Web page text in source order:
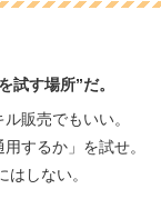
試す場所”だ。
販売でもいい。
するか」を試せ。
しない。